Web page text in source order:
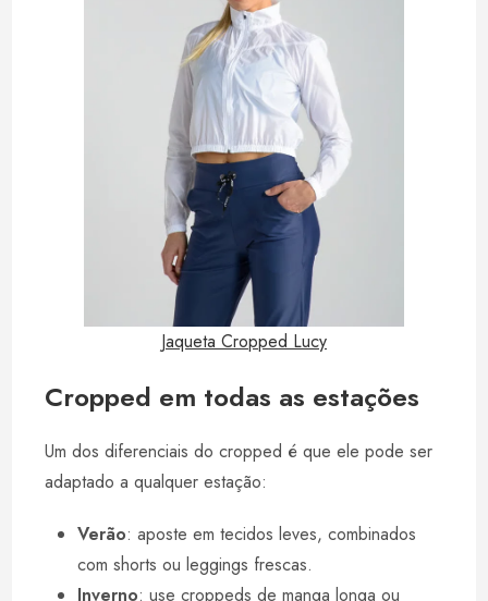
Jaqueta Cropped Lucy
Cropped em todas as estações
Um dos diferenciais do cropped é que ele pode ser
adaptado a qualquer estação:
Verão: aposte em tecidos leves, combinados
com shorts ou leggings frescas.
Inverno: use croppeds de manga longa ou